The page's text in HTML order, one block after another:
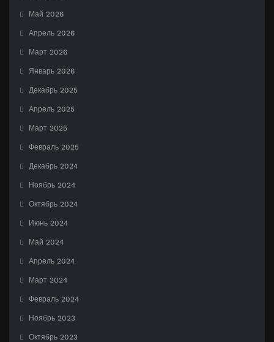
Май 2026
Апрель 2026
Март 2026
Январь 2026
Декабрь 2025
Апрель 2025
Март 2025
Февраль 2025
Декабрь 2024
Ноябрь 2024
Октябрь 2024
Июнь 2024
Май 2024
Апрель 2024
Март 2024
Февраль 2024
Ноябрь 2023
Октябрь 2023